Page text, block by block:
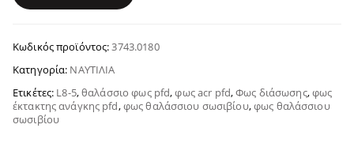
Κωδικός προϊόντος:3743.0180
Κατηγορία: ΝΑΥΤΙΛΊΑ
Ετικέτες: L8-5,θαλάσσιο φως pfd,φως acr pfd,Φως διάσωσης,φως
έκτακτης ανάγκης pfd,φως θαλάσσιου σωσιβίου,φως θαλάσσιου
σωσιβίου